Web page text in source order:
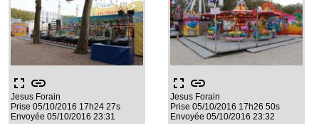
fullscreen link
Jesus Forain
Prise 05/10/2016 17h24 27s
Envoyée 05/10/2016 23:31
fullscreen link
Jesus Forain
Prise 05/10/2016 17h26 50s
Envoyée 05/10/2016 23:32